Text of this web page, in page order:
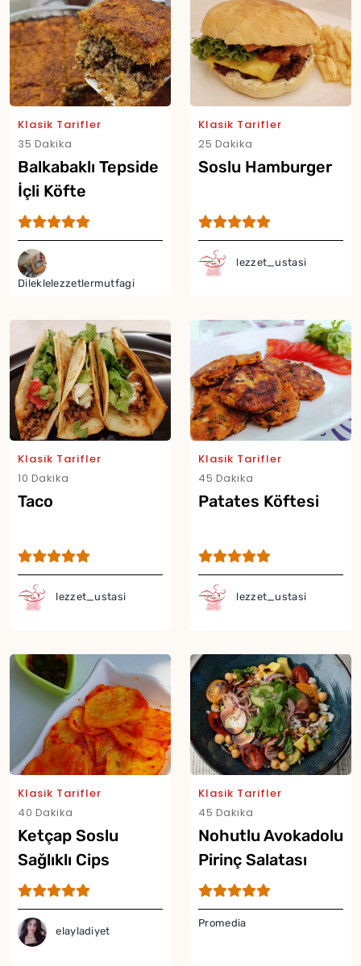
Klasik Tarifler
35 Dakika
Balkabaklı Tepside
İçli Köfte
Dileklelezzetlermutfagi
Klasik Tarifler
25 Dakika
Soslu Hamburger
lezzet_ustasi
Klasik Tarifler
10 Dakika
Taco
lezzet_ustasi
Klasik Tarifler
45 Dakika
Patates Köftesi
lezzet_ustasi
Klasik Tarifler
40 Dakika
Ketçap Soslu
Sağlıklı Cips
elayladiyet
Klasik Tarifler
45 Dakika
Nohutlu Avokadolu
Pirinç Salatası
Promedia